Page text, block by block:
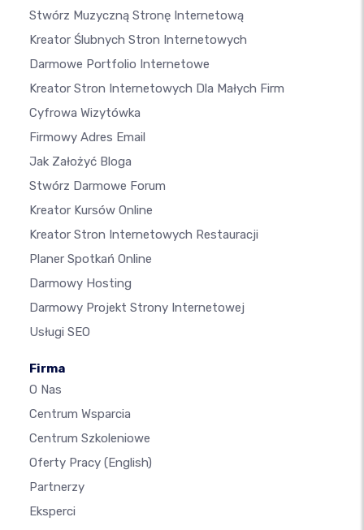
Stwórz Muzyczną Stronę Internetową
Kreator Ślubnych Stron Internetowych
Darmowe Portfolio Internetowe
Kreator Stron Internetowych Dla Małych Firm
Cyfrowa Wizytówka
Firmowy Adres Email
Jak Założyć Bloga
Stwórz Darmowe Forum
Kreator Kursów Online
Kreator Stron Internetowych Restauracji
Planer Spotkań Online
Darmowy Hosting
Darmowy Projekt Strony Internetowej
Usługi SEO
Firma
O Nas
Centrum Wsparcia
Centrum Szkoleniowe
Oferty Pracy (English)
Partnerzy
Eksperci